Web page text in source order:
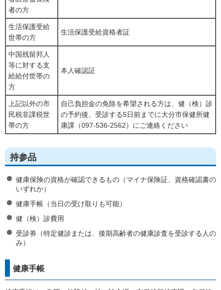
者の方
生活保護受給
世帯の方
生活保護受給資格者証
中国残留邦人
等に対する支
給給付世帯の
方
本人確認証
上記以外の市
民税非課税世
帯の方
自己負担金の免除を希望される方は、健（検）診
の予約後、受診する5日前までに大分市保健所健
康課（097-536-2562）にご連絡ください
持参品
健康保険の資格が確認できるもの（マイナ保険証、資格確認書の
いずれか）
健康手帳（当日の受け取りも可能）
健（検）診費用
受診券（特定健診または、後期高齢者の健康診査を受診する人の
み）
健康手帳